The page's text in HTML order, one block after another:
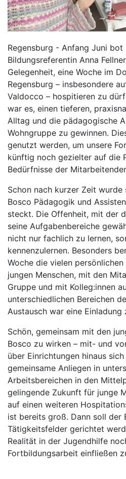
Regensburg - Anfang Juni bot
Bildungsreferentin Anna
Gelegenheit, eine Woche im
Regensburg – insbesondere
Valdocco – hospitieren zu
war es, einen tieferen,
Alltag und die pädagogische
Wohngruppe zu gewinnen.
genutzt werden, um unsere
künftig noch gezielter auf die
Bedürfnisse der
Schon nach kurzer Zeit
Bosco Pädagogik und
steckt. Die Offenheit, mit der
seine Aufgabenbereiche
nicht nur fachlich zu lernen,
kennenzulernen. Besonders
Woche die vielen
jungen Menschen, mit den
Gruppe und mit Kolleg:innen
unterschiedlichen Bereichen
Austausch war eine Einladung
Schön, gemeinsam mit den
Bosco zu wirken – mit- und
über Einrichtungen hinaus
gemeinsame Anliegen in
Arbeitsbereichen in den
gelingende Zukunft für junge
auf einen weiteren
ist bereits groß. Dann soll der
Tätigkeitsfelder gerichtet
Realität in der Jugendhilfe
Fortbildungsarbeit einfließen